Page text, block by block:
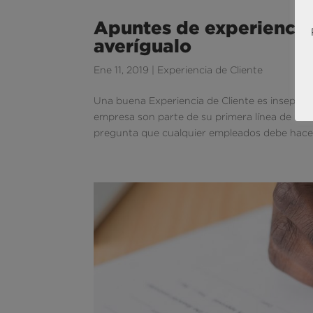
Apuntes de
averígualo
Ene 11, 2019 Experiencia de Cliente
Una buena Experiencia de Cliente es
empresa son parte de su primera línea de
pregunta que cualquier empleados debe